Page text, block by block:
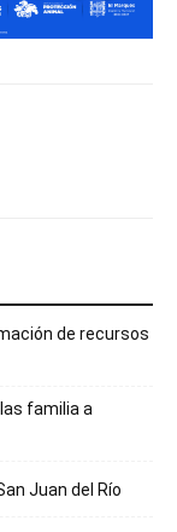
de recursos
familia a
Juan del Río